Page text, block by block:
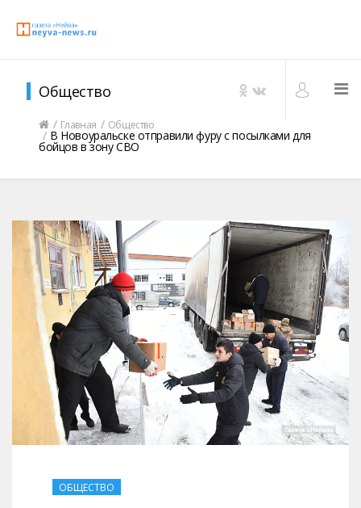
Общество
Главная Общество
В Новоуральске отправили фуру с посылками для
бойцов в зону СВО
ОБЩЕСТВО